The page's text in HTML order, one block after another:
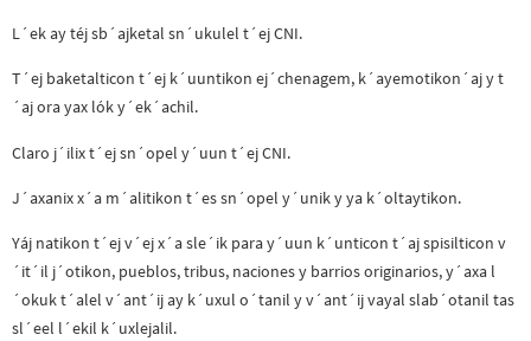
L´ek ay téj sb´ajketal sn´ukulel t´ej CNI.
T´ej baketalticon t´ej k´uuntikon ej´chenagem, k´ayemotikon´aj y t
´aj ora yax lók y´ek´achil.
Claro j´ilix t´ej sn´opel y´uun t´ej CNI.
J´axanix x´a m´alitikon t´es sn´opel y´unik y ya k´oltaytikon.
Yáj natikon t´ej v´ej x´a sle´ik para y´uun k´unticon t´aj spisilticon v
´it´il j´otikon, pueblos, tribus, naciones y barrios originarios, y´axa l
´okuk t´alel v´ant´ij ay k´uxul o´tanil y v´ant´ij vayal slab´otanil tas
sl´eel l´ekil k´uxlejalil.